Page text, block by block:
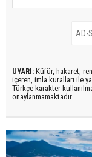
UYARI: Küfür, hakaret,
içeren, imla kuralları ile
Türkçe karakter
onaylanmamaktadır.